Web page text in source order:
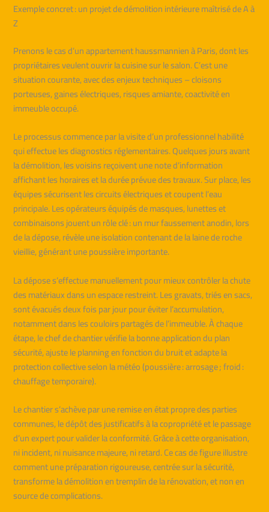
Exemple concret : un projet de démolition intérieure maîtrisé de A à
Z
Prenons le cas d’un appartement haussmannien à Paris, dont les
propriétaires veulent ouvrir la cuisine sur le salon. C’est une
situation courante, avec des enjeux techniques – cloisons
porteuses, gaines électriques, risques amiante, coactivité en
immeuble occupé.
Le processus commence par la visite d’un professionnel habilité
qui effectue les diagnostics réglementaires. Quelques jours avant
la démolition, les voisins reçoivent une note d’information
affichant les horaires et la durée prévue des travaux. Sur place, les
équipes sécurisent les circuits électriques et coupent l’eau
principale. Les opérateurs équipés de masques, lunettes et
combinaisons jouent un rôle clé : un mur faussement anodin, lors
de la dépose, révèle une isolation contenant de la laine de roche
vieillie, générant une poussière importante.
La dépose s’effectue manuellement pour mieux contrôler la chute
des matériaux dans un espace restreint. Les gravats, triés en sacs,
sont évacués deux fois par jour pour éviter l’accumulation,
notamment dans les couloirs partagés de l’immeuble. À chaque
étape, le chef de chantier vérifie la bonne application du plan
sécurité, ajuste le planning en fonction du bruit et adapte la
protection collective selon la météo (poussière : arrosage ; froid :
chauffage temporaire).
Le chantier s’achève par une remise en état propre des parties
communes, le dépôt des justificatifs à la copropriété et le passage
d’un expert pour valider la conformité. Grâce à cette organisation,
ni incident, ni nuisance majeure, ni retard. Ce cas de figure illustre
comment une préparation rigoureuse, centrée sur la sécurité,
transforme la démolition en tremplin de la rénovation, et non en
source de complications.